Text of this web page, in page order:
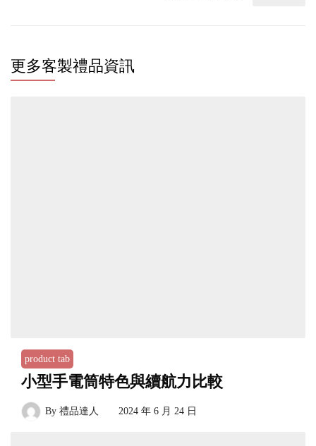
更多客製禮品資訊
product tab
小型手電筒特色與續航力比較
By 禮品達人 2024 年 6 月 24 日